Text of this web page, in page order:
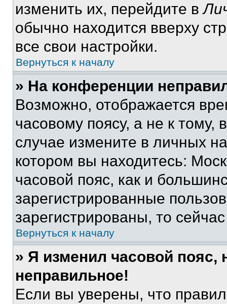
изменить их, перейдите в
обычно находится вверху
все свои настройки.
Вернуться к началу
» На конференции
Возможно, отображается
часовому поясу, а не к тому,
случае измените в личных
котором вы находитесь:
часовой пояс, как и
зарегистрированные
зарегистрированы, то
Вернуться к началу
» Я изменил часовой пояс,
неправильное!
Если вы уверены, что